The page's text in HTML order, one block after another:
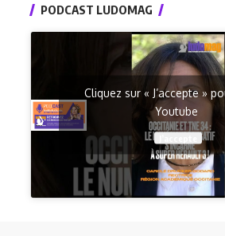
PODCAST LUDOMAG
Cliquez sur « J’accepte »
Youtube